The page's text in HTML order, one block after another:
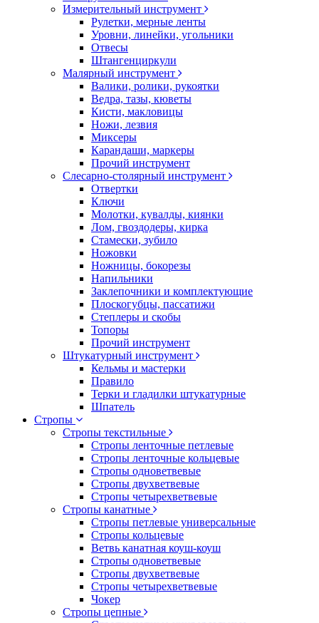
Измерительный инструмент
Рулетки, мерные ленты
Уровни, линейки, угольники
Отвесы
Штангенциркули
Малярный инструмент
Валики, ролики, рукоятки
Ведра, тазы, кюветы
Кисти, макловицы
Ножи, лезвия
Миксеры
Карандаши, маркеры
Прочий инструмент
Слесарно-столярный инструмент
Отвертки
Ключи
Молотки, кувалды, киянки
Лом, гвоздодеры, кирка
Стамески, зубило
Ножовки
Ножницы, бокорезы
Напильники
Заклепочники и комплектующие
Плоскогубцы, пассатижи
Степлеры и скобы
Топоры
Прочий инструмент
Штукатурный инструмент
Кельмы и мастерки
Правило
Терки и гладилки штукатурные
Шпатель
Стропы
Стропы текстильные
Стропы ленточные петлевые
Стропы ленточные кольцевые
Стропы одноветвевые
Стропы двухветвевые
Стропы четырехветвевые
Стропы канатные
Стропы петлевые универсальные
Стропы кольцевые
Ветвь канатная коуш-коуш
Стропы одноветвевые
Стропы двухветвевые
Стропы четырехветвевые
Чокер
Стропы цепные